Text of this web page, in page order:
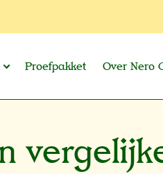
Proefpakket Over Nero